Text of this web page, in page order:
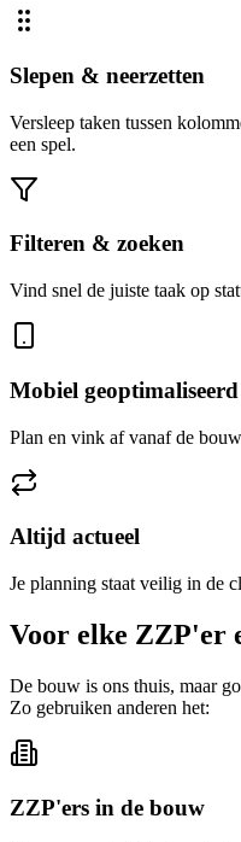
Slepen & neerzetten
Versleep taken tussen
een spel.
Filteren & zoeken
Vind snel de juiste taak op
Mobiel geoptimaliseerd
Plan en vink af vanaf de
Altijd actueel
Je planning staat veilig in de
Voor elke ZZP'er
De bouw is ons thuis, maar
Zo gebruiken anderen het:
ZZP'ers in de bouw